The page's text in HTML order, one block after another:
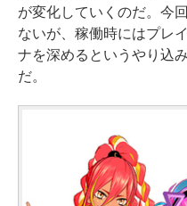
が変化していくのだ。今
ないが、稼働時にはプレ
ナを深めるというやり込
だ。